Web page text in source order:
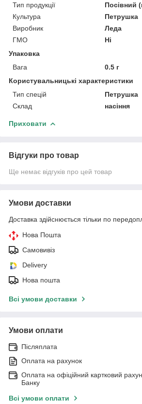
Тип продукції
Посівний
Культура
Петрушка
Виробник
Леда
ГМО
Ні
Упаковка
Вага
0.5 г
Користувальницькі характеристики
Тип спецій
Петрушка
Склад
насіння
Приховати
Відгуки про товар
Ще немає відгуків про цей товар
Умови доставки
Доставка здійснюється тільки по
Нова Пошта
Самовивіз
Delivery
Нова пошта
Всі умови доставки
Умови оплати
Післяплата
Оплата на рахунок
Оплата на офіційний картковий
Банку
Всі умови оплати